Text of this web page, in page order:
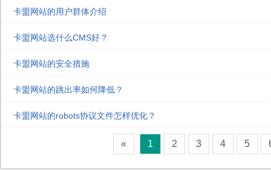
卡盟网站的用户群体介绍
卡盟网站选什么CMS好？
卡盟网站的安全措施
卡盟网站的跳出率如何降低？
卡盟网站的robots协议文件怎样优化？
« 1 2 3 4 5